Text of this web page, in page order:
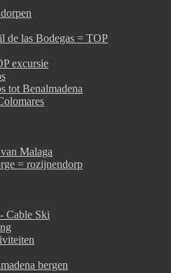
de las Bodegas = TOP
excursie
tot Benalmadena
Malaga
= rozijnendorp
Cable Ski
bergen